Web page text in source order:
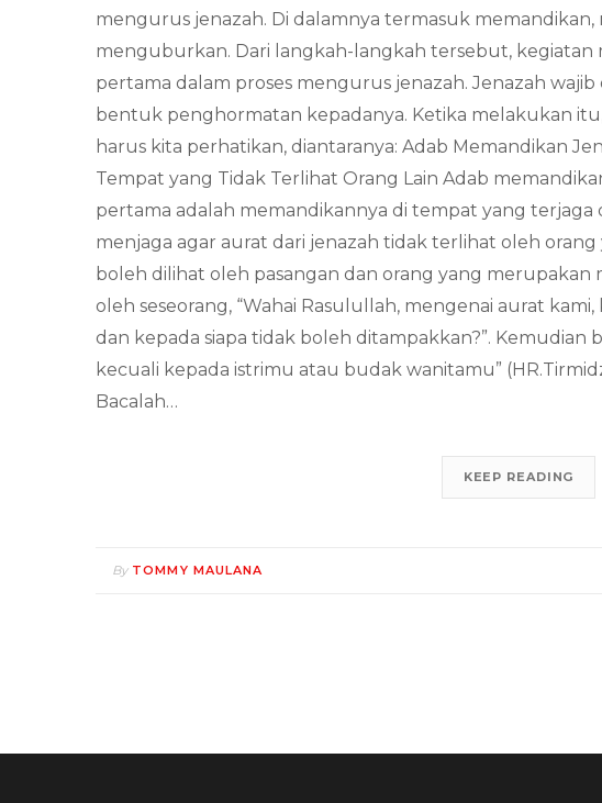
mengurus jenazah. Di dalamnya termasuk
menguburkan. Dari langkah-langkah tersebut, kegiatan
pertama dalam proses mengurus jenazah. Jenazah
bentuk penghormatan kepadanya. Ketika melakukan
harus kita perhatikan, diantaranya: Adab Memandikan
Tempat yang Tidak Terlihat Orang Lain Adab
pertama adalah memandikannya di tempat yang terjaga
menjaga agar aurat dari jenazah tidak terlihat oleh
boleh dilihat oleh pasangan dan orang yang
oleh seseorang, “Wahai Rasulullah, mengenai aurat
dan kepada siapa tidak boleh ditampakkan?”.
kecuali kepada istrimu atau budak wanitamu”
Bacalah…
KEEP READING
By TOMMY MAULANA